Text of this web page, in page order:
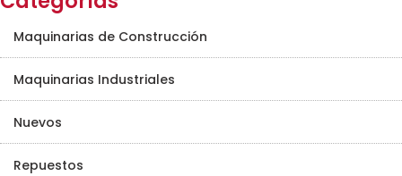
Maquinarias de Construcción
Maquinarias Industriales
Nuevos
Repuestos